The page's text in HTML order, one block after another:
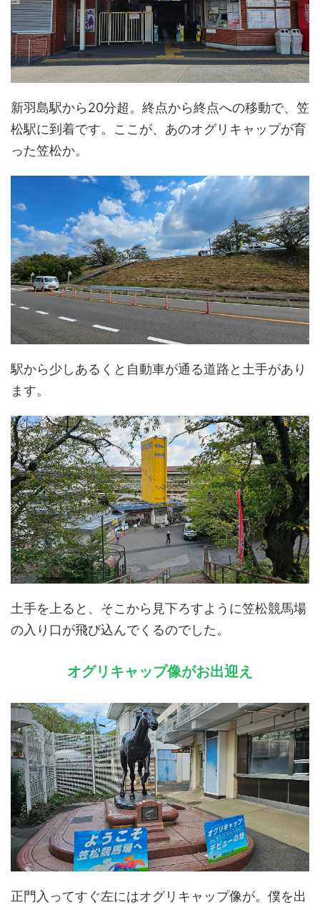
新羽島駅から20分超。終点から終点への移動で、笠
松駅に到着です。ここが、あのオグリキャップが育
った笠松か。
駅から少しあるくと自動車が通る道路と土手があり
ます。
土手を上ると、そこから見下ろすように笠松競馬場
の入り口が飛び込んでくるのでした。
オグリキャップ像がお出迎え
正門入ってすぐ左にはオグリキャップ像が。僕を出